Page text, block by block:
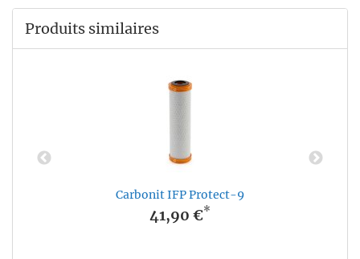
Produits similaires
Carbonit IFP Protect-9
41,90 €*